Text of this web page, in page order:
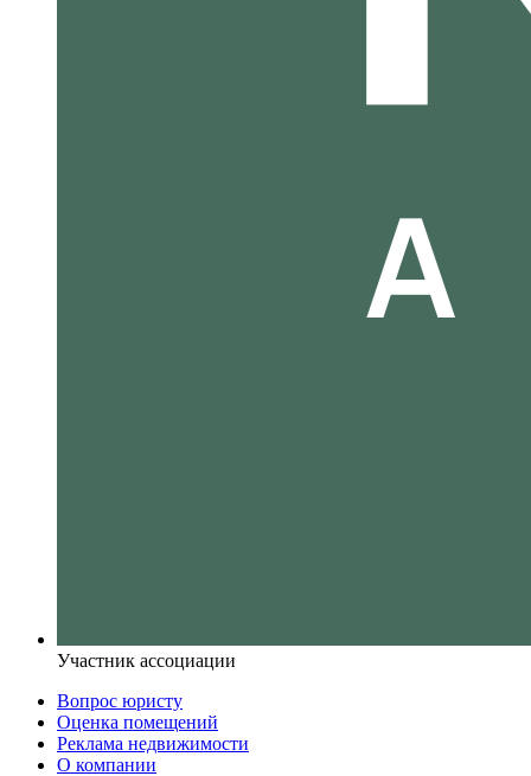
Участник ассоциации
Вопрос юристу
Оценка помещений
Реклама недвижимости
О компании